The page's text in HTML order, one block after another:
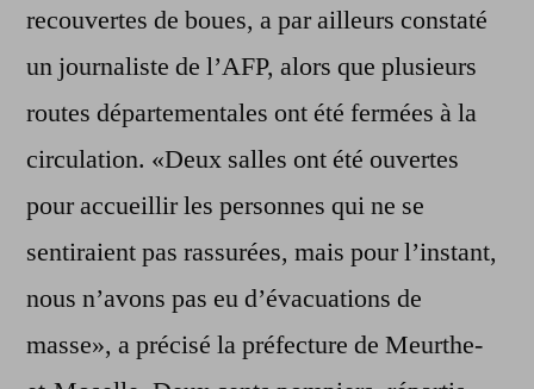
recouvertes de boues, a par ailleurs constaté
un journaliste de l’AFP, alors que plusieurs
routes départementales ont été fermées à la
circulation. «Deux salles ont été ouvertes
pour accueillir les personnes qui ne se
sentiraient pas rassurées, mais pour l’instant,
nous n’avons pas eu d’évacuations de
masse», a précisé la préfecture de Meurthe-